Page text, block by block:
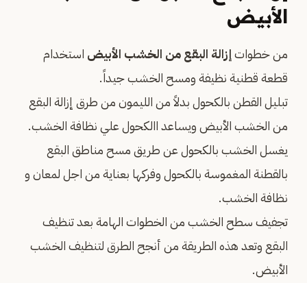
الأبيض
من خطواتإزالة البقع من الخشب الأبيض استخدام
قطعة قطنية نظيفة ومسح الخشب جيداً.
تبليل القطن بالكحول بدلاً من الليمون من طرق إزالة البقع
من الخشب الأبيض ويساعد االكحول علي نظافة الخشب.
يغسل الخشب بالكحول عن طريق مسح مناطق البقع
بالقطنة المغموسة بالكحول وفركها بعناية من اجل لمعان و
نظافة الخشب.
تجفيف سطح الخشب من الخطوات الهامة بعد تنظيف
البقع وتعد هذه الطريقة من أنجح الطرق لتنظيف الخشب
الأبيض.